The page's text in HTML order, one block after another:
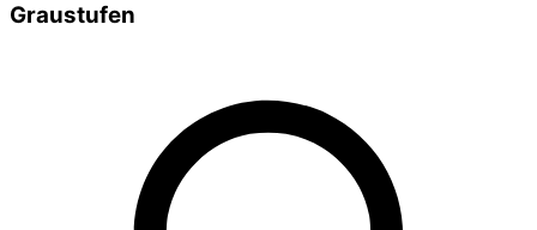
Graustufen